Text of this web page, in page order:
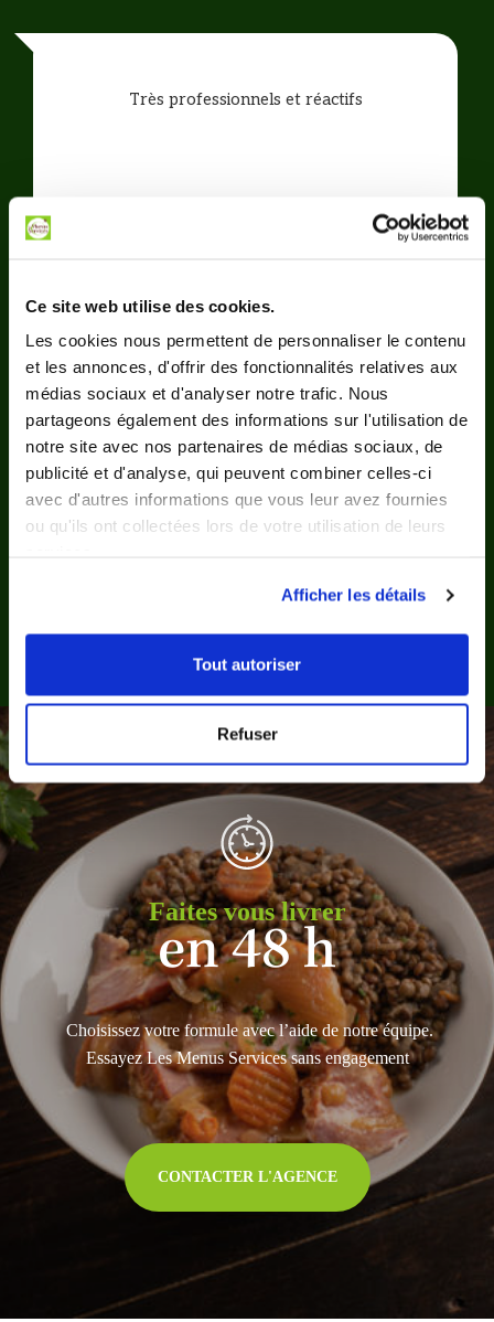
Ce site web utilise des cookies.
Les cookies nous permettent de personnaliser le contenu
et les annonces, d'offrir des fonctionnalités relatives aux
médias sociaux et d'analyser notre trafic. Nous
partageons également des informations sur l'utilisation de
notre site avec nos partenaires de médias sociaux, de
publicité et d'analyse, qui peuvent combiner celles-ci
avec d'autres informations que vous leur avez fournies
ou qu'ils ont collectées lors de votre utilisation de leurs
Afficher les détails
Tout autoriser
Refuser
Très professionnels et réactifs
Romain
BIARD
Faites vous livrer
en 48 h
Choisissez votre formule avec l’aide de notre équipe.
Essayez Les Menus Services sans engagement
CONTACTER L'AGENCE